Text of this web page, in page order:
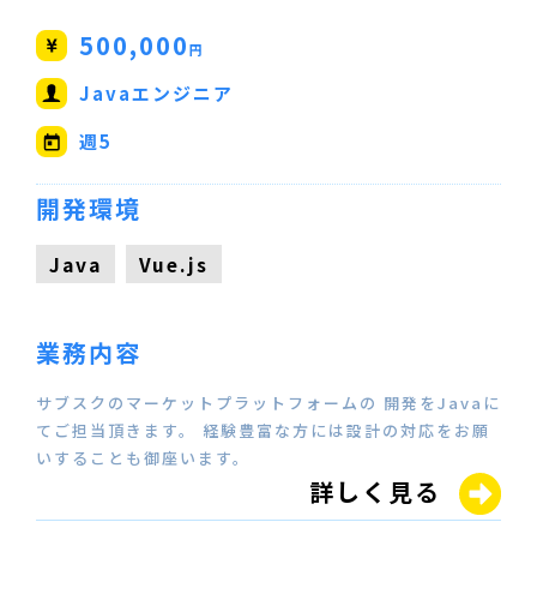
500,000円
Javaエンジニア
週5
開発環境
Java Vue.js
業務内容
サブスクのマーケットプラットフォームの 開発をJavaに
てご担当頂きます。 経験豊富な方には設計の対応をお願
いすることも御座います。
詳しく見る